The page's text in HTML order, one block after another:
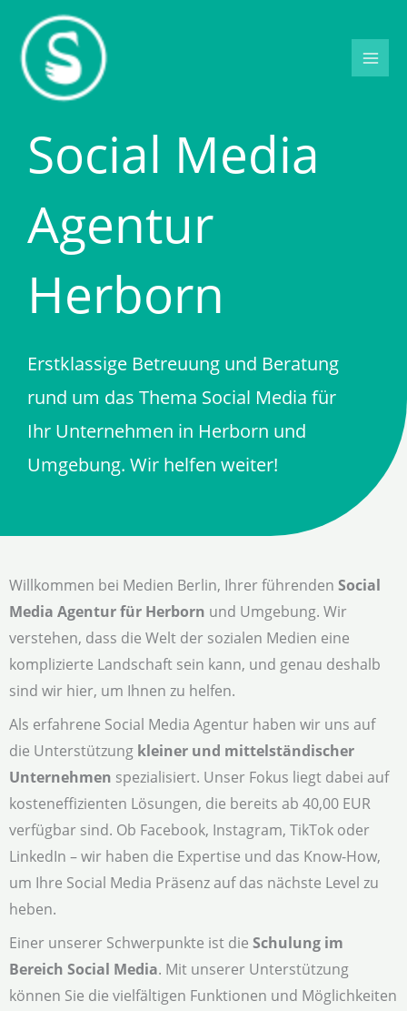
Inhalt
springen
Social Media
Agentur
Herborn
Erstklassige Betreuung und Beratung
rund um das Thema Social Media für
Ihr Unternehmen in Herborn und
Umgebung. Wir helfen weiter!
Willkommen bei Medien Berlin, Ihrer führenden Social
Media Agentur für Herborn und Umgebung. Wir
verstehen, dass die Welt der sozialen Medien eine
komplizierte Landschaft sein kann, und genau deshalb
sind wir hier, um Ihnen zu helfen.
Als erfahrene Social Media Agentur haben wir uns auf
die Unterstützung kleiner und mittelständischer
Unternehmen spezialisiert. Unser Fokus liegt dabei auf
kosteneffizienten Lösungen, die bereits ab 40,00 EUR
verfügbar sind. Ob Facebook, Instagram, TikTok oder
LinkedIn – wir haben die Expertise und das Know-How,
um Ihre Social Media Präsenz auf das nächste Level zu
heben.
Einer unserer Schwerpunkte ist die Schulung im
Bereich Social Media. Mit unserer Unterstützung
können Sie die vielfältigen Funktionen und Möglichkeiten